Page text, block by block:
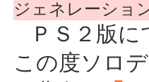
ジェネレーショ
ＰＳ２版
この度ソロ